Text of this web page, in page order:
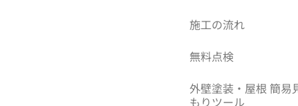
施工の流れ
無料点検
外壁塗装・屋根 簡易
もりツール